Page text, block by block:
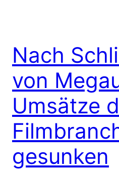
Nach
von
Umsätze
gesunken